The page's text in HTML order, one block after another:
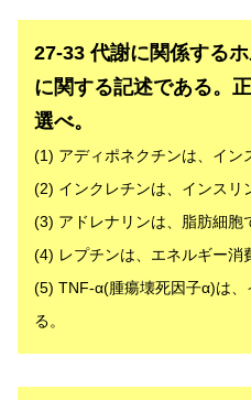
解答
27-33 代謝に関係する
に関する記述である。
選べ。
(1) アディポネクチンは、イン
(2) インクレチンは、インスリ
(3) アドレナリンは、脂肪細胞
(4) レプチンは、エネルギー消
(5) TNF-α(腫瘍壊死因子α)は
る。
解答